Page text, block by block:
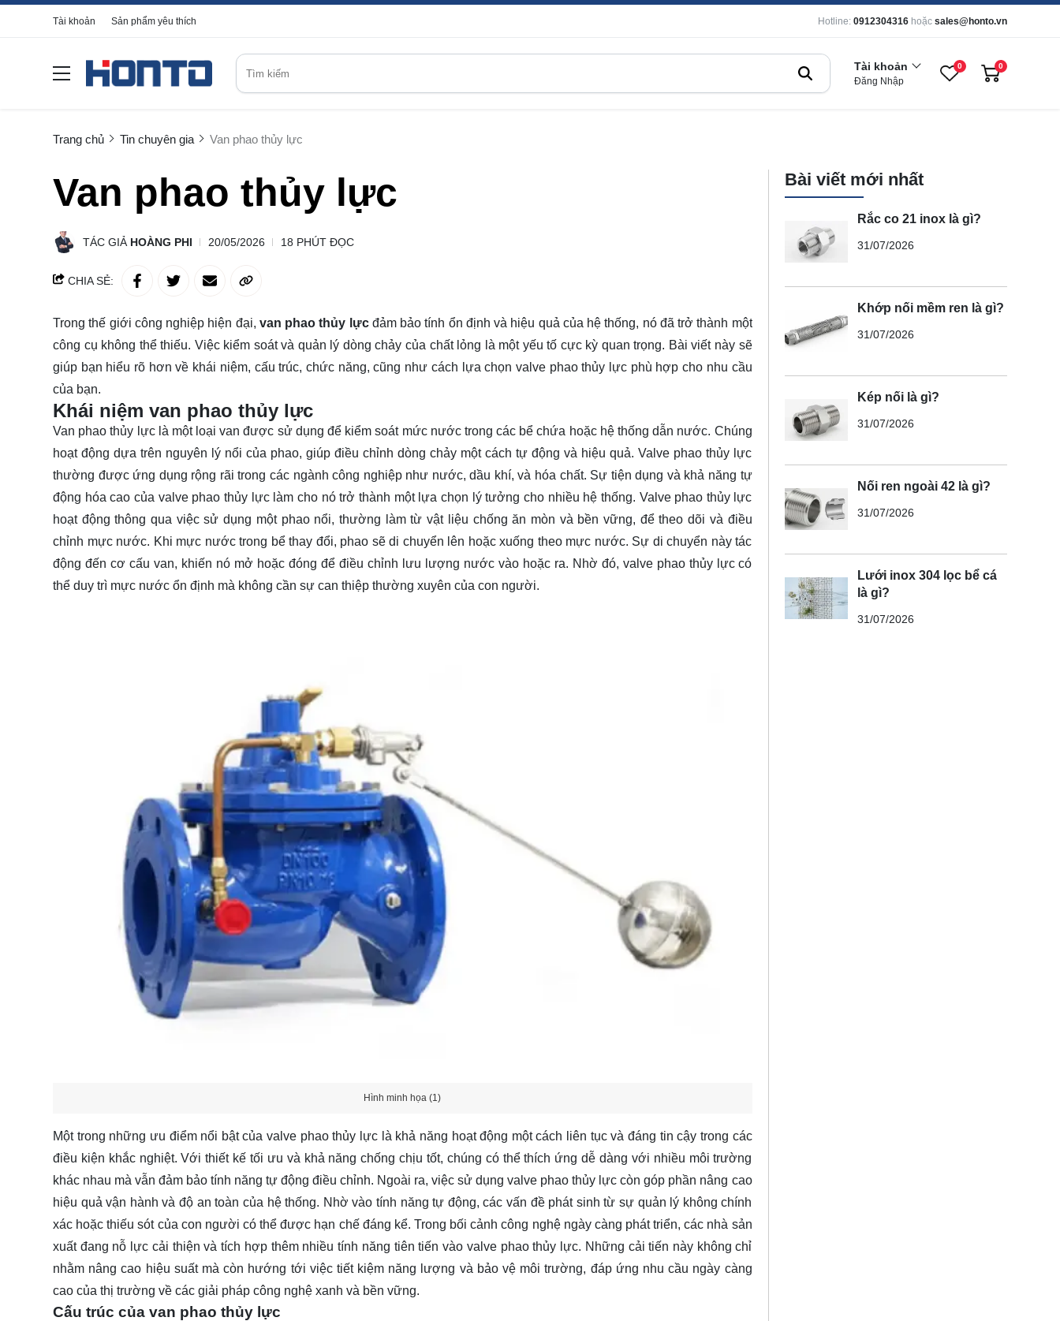
Tài khoản Sản phẩm yêu thích Hotline: 0912304316 hoặc sales@honto.vn
Tài khoản
Đăng Nhập
0 0
Trang chủ Tin chuyên gia Van phao thủy lực
Van phao thủy lực
TÁC GIẢ HOÀNG PHI 20/05/2026 18 PHÚT ĐỌC
CHIA SẺ:
Trong thế giới công nghiệp hiện đại, van phao thủy lựcđảm bảo tính ổn định và hiệu quả của hệ thống, nó đã trở thành một
công cụ không thể thiếu. Việc kiểm soát và quản lý dòng chảy của chất lỏng là một yếu tố cực kỳ quan trọng. Bài viết này sẽ
giúp bạn hiểu rõ hơn về khái niệm, cấu trúc, chức năng, cũng như cách lựa chọn valve phao thủy lực phù hợp cho nhu cầu
của bạn.
Khái niệm van phao thủy lực
Van phao thủy lựclà một loại van được sử dụng để kiểm soát mức nước trong các bể chứa hoặc hệ thống dẫn nước. Chúng
hoạt động dựa trên nguyên lý nổi của phao, giúp điều chỉnh dòng chảy một cách tự động và hiệu quả. Valve phao thủy lực
thường được ứng dụng rộng rãi trong các ngành công nghiệp như nước, dầu khí, và hóa chất. Sự tiện dụng và khả năng tự
động hóa cao của valve phao thủy lực làm cho nó trở thành một lựa chọn lý tưởng cho nhiều hệ thống. Valve phao thủy lực
hoạt động thông qua việc sử dụng một phao nổi, thường làm từ vật liệu chống ăn mòn và bền vững, để theo dõi và điều
chỉnh mực nước. Khi mực nước trong bể thay đổi, phao sẽ di chuyển lên hoặc xuống theo mực nước. Sự di chuyển này tác
động đến cơ cấu van, khiến nó mở hoặc đóng để điều chỉnh lưu lượng nước vào hoặc ra. Nhờ đó, valve phao thủy lực có
thể duy trì mực nước ổn định mà không cần sự can thiệp thường xuyên của con người.
Hình minh họa (1)
Một trong những ưu điểm nổi bật của valve phao thủy lực là khả năng hoạt động một cách liên tục và đáng tin cậy trong các
điều kiện khắc nghiệt. Với thiết kế tối ưu và khả năng chống chịu tốt, chúng có thể thích ứng dễ dàng với nhiều môi trường
khác nhau mà vẫn đảm bảo tính năng tự động điều chỉnh. Ngoài ra, việc sử dụng valve phao thủy lực còn góp phần nâng cao
hiệu quả vận hành và độ an toàn của hệ thống. Nhờ vào tính năng tự động, các vấn đề phát sinh từ sự quản lý không chính
xác hoặc thiếu sót của con người có thể được hạn chế đáng kể. Trong bối cảnh công nghệ ngày càng phát triển, các nhà sản
xuất đang nỗ lực cải thiện và tích hợp thêm nhiều tính năng tiên tiến vào valve phao thủy lực. Những cải tiến này không chỉ
nhằm nâng cao hiệu suất mà còn hướng tới việc tiết kiệm năng lượng và bảo vệ môi trường, đáp ứng nhu cầu ngày càng
cao của thị trường về các giải pháp công nghệ xanh và bền vững.
Cấu trúc của van phao thủy lực
Bài viết mới nhất
Rắc co 21 inox là gì?
31/07/2026
Khớp nối mềm ren là gì?
31/07/2026
Kép nối là gì?
31/07/2026
Nối ren ngoài 42 là gì?
31/07/2026
Lưới inox 304 lọc bể cá
là gì?
31/07/2026